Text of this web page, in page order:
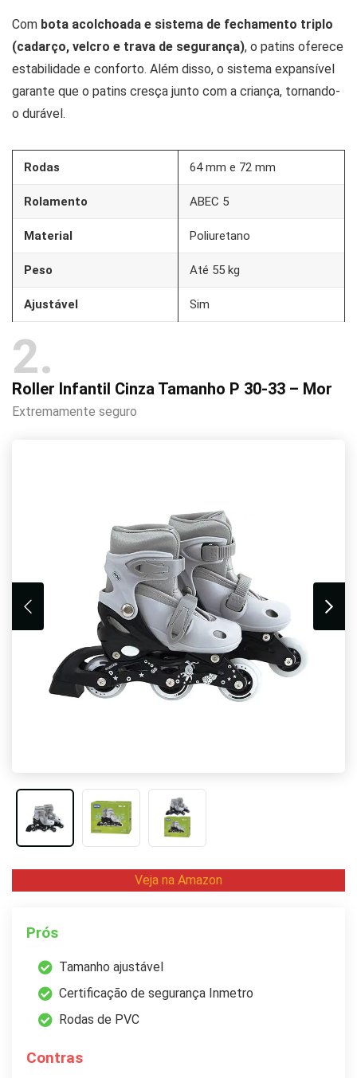
Com bota acolchoada e sistema de fechamento triplo
(cadarço, velcro e trava de segurança), o patins oferece
estabilidade e conforto. Além disso, o sistema expansível
garante que o patins cresça junto com a criança, tornando-
o durável.
Rodas 64 mm e 72 mm
Rolamento ABEC 5
Material Poliuretano
Peso Até 55 kg
Ajustável Sim
2
Roller Infantil Cinza Tamanho P 30-33 – Mor
Extremamente seguro
Veja na Amazon
Prós
Tamanho ajustável
Certificação de segurança Inmetro
Rodas de PVC
Contras